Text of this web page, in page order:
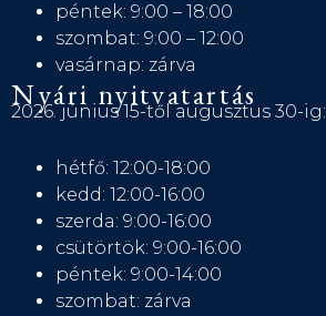
péntek: 9:00 – 18:00
szombat: 9:00 – 12:00
vasárnap: zárva
Nyári nyitvatartás
2026. június 15-től augusztus 30-ig:
hétfő: 12:00-18:00
kedd: 12:00-16:00
szerda: 9:00-16:00
csütörtök: 9:00-16:00
péntek: 9:00-14:00
szombat: zárva